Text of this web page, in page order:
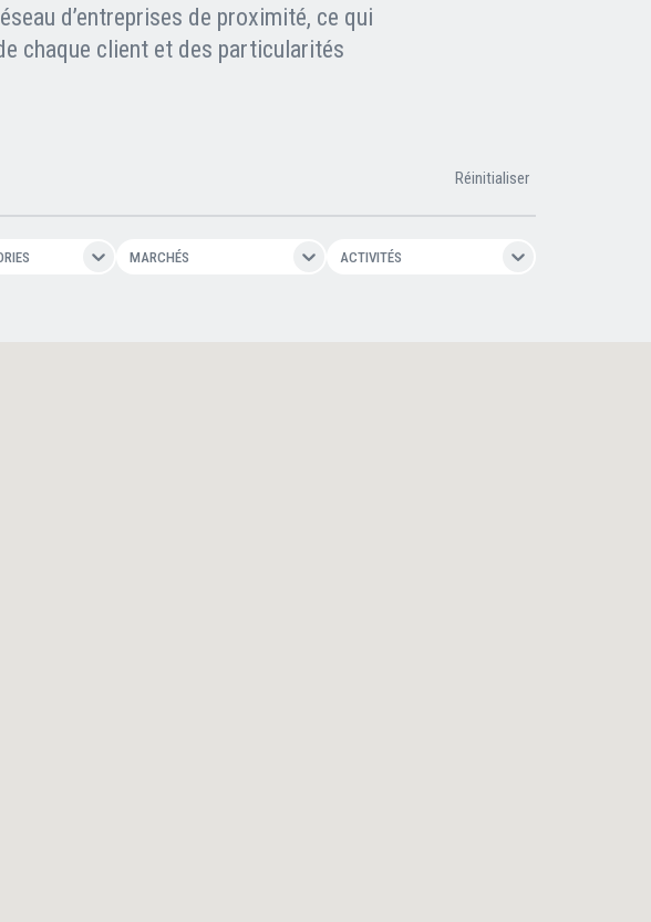
d’entreprises de proximité, ce qui
chaque client et des particularités
Réinitialiser
MARCHÉS ACTIVITÉS